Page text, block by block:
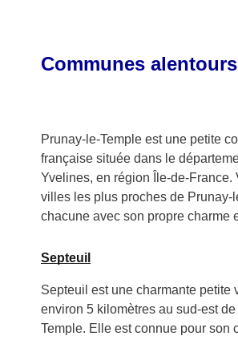
Communes alentours
Prunay-le-Temple est une petite
française située dans le
Yvelines, en région Île-de-France.
villes les plus proches de Prunay-
chacune avec son propre charme
Septeuil
Septeuil est une charmante petite
environ 5 kilomètres au sud-est
Temple. Elle est connue pour son